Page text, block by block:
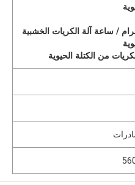
/ ساعة آلة الكريات الخشبية